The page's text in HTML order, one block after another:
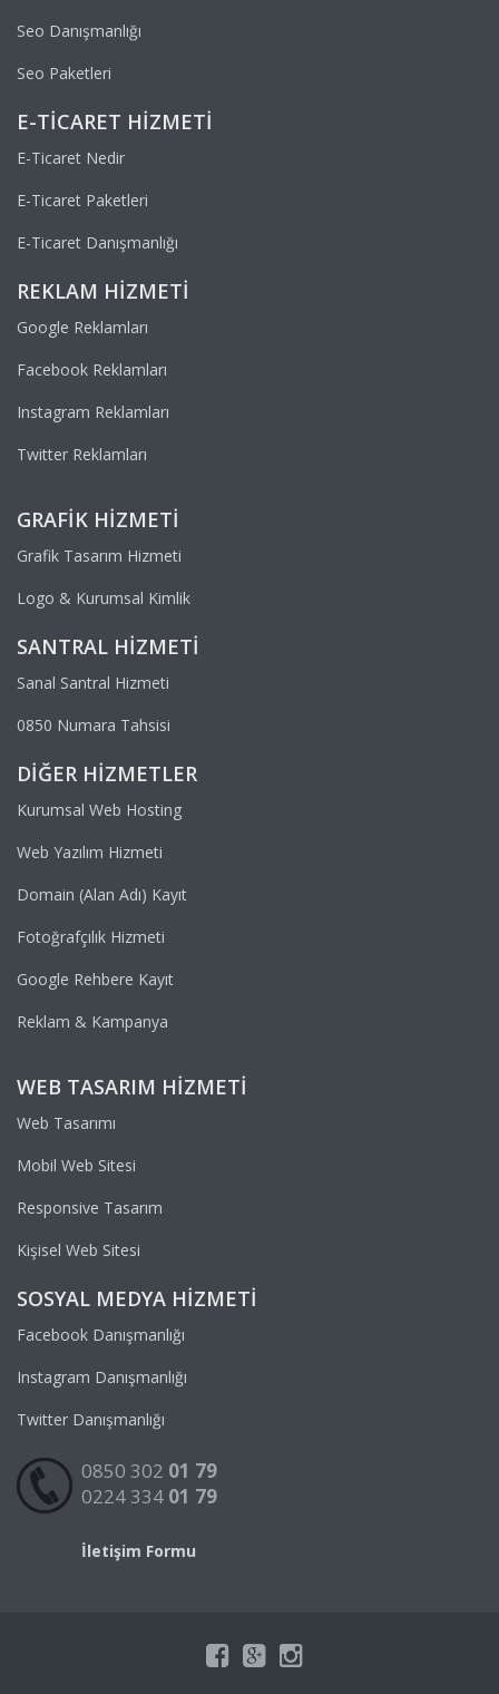
Seo Danışmanlığı
Seo Paketleri
E-TICARET HIZMETI
E-Ticaret Nedir
E-Ticaret Paketleri
E-Ticaret Danışmanlığı
REKLAM HIZMETI
Google Reklamları
Facebook Reklamları
Instagram Reklamları
Twitter Reklamları
GRAFIK HIZMETI
Grafik Tasarım Hizmeti
Logo & Kurumsal Kimlik
SANTRAL HIZMETI
Sanal Santral Hizmeti
0850 Numara Tahsisi
DIĞER HIZMETLER
Kurumsal Web Hosting
Web Yazılım Hizmeti
Domain (Alan Adı) Kayıt
Fotoğrafçılık Hizmeti
Google Rehbere Kayıt
Reklam & Kampanya
WEB TASARIM HIZMETI
Web Tasarımı
Mobil Web Sitesi
Responsive Tasarım
Kişisel Web Sitesi
SOSYAL MEDYA HIZMETI
Facebook Danışmanlığı
Instagram Danışmanlığı
Twitter Danışmanlığı
0850 302 01 79
0224 334 01 79
İletişim Formu